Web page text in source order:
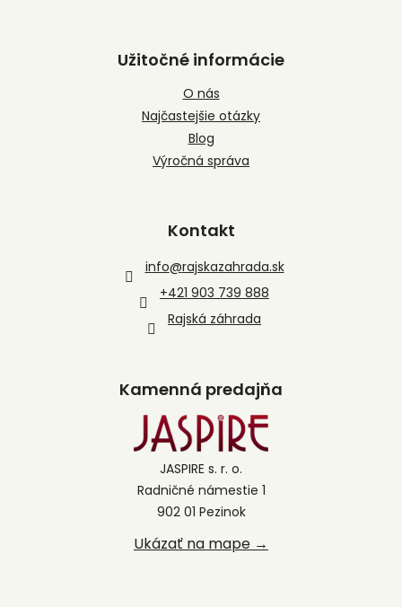
Užitočné informácie
O nás
Najčastejšie otázky
Blog
Výročná správa
Kontakt
info@rajskazahrada.sk
+421 903 739 888
Rajská záhrada
Kamenná predajňa
JASPIRE s. r. o.
Radničné námestie 1
902 01 Pezinok
Ukázať na mape →